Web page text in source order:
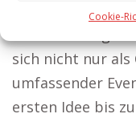
Cookie-
einer nahtlosen
sich nicht nur als
umfassender
ersten Idee bis